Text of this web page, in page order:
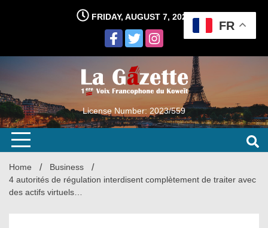
FRIDAY, AUGUST 7, 2026
License Number: 2023/559
Home
Business
4 autorités de régulation interdisent complètement de traiter avec
des actifs virtuels…
FR